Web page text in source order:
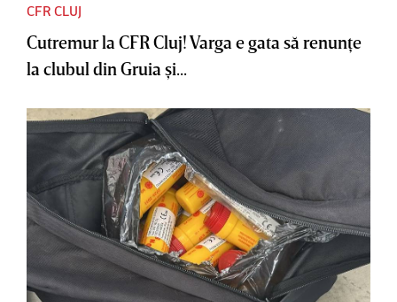
CFR CLUJ
Cutremur la CFR Cluj! Varga e gata să renunţe
la clubul din Gruia şi...